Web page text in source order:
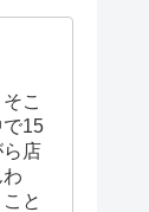
こ
15
店
と